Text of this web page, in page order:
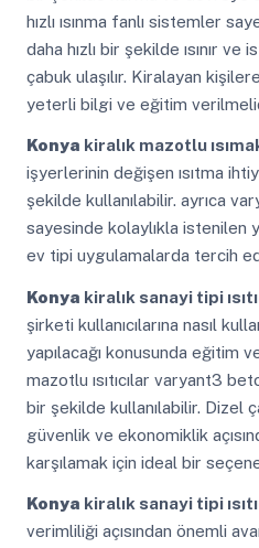
hızlı ısınma fanlı sistemler
daha hızlı bir şekilde ısınır ve
çabuk ulaşılır. Kiralayan
yeterli bilgi ve eğitim
Konya kiralık mazotlu
işyerlerinin değişen ısıtma
şekilde kullanılabilir. ayrıca
sayesinde kolaylıkla istenilen
ev tipi uygulamalarda tercih
Konya kiralık sanayi tipi
şirketi kullanıcılarına nasıl
yapılacağı konusunda eğitim
mazotlu ısıtıcılar varyant3
bir şekilde kullanılabilir. Dizel
güvenlik ve ekonomiklik
karşılamak için ideal bir
Konya kiralık sanayi tipi
verimliliği açısından önemli